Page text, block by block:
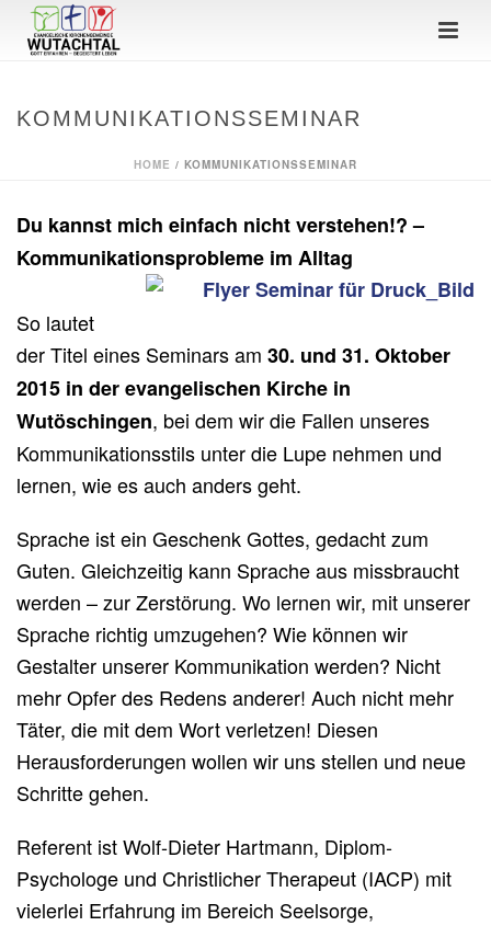
KOMMUNIKATIONSSEMINAR
HOME / KOMMUNIKATIONSSEMINAR
Du kannst mich einfach nicht verstehen!? –
Kommunikationsprobleme im Alltag
So lautet
der Titel eines Seminars am 30. und 31. Oktober
2015 in der evangelischen Kirche in
Wutöschingen, bei dem wir die Fallen unseres
Kommunikationsstils unter die Lupe nehmen und
lernen, wie es auch anders geht.
Sprache ist ein Geschenk Gottes, gedacht zum
Guten. Gleichzeitig kann Sprache aus missbraucht
werden – zur Zerstörung. Wo lernen wir, mit unserer
Sprache richtig umzugehen? Wie können wir
Gestalter unserer Kommunikation werden? Nicht
mehr Opfer des Redens anderer! Auch nicht mehr
Täter, die mit dem Wort verletzen! Diesen
Herausforderungen wollen wir uns stellen und neue
Schritte gehen.
Referent ist Wolf-Dieter Hartmann, Diplom-
Psychologe und Christlicher Therapeut (IACP) mit
vielerlei Erfahrung im Bereich Seelsorge,